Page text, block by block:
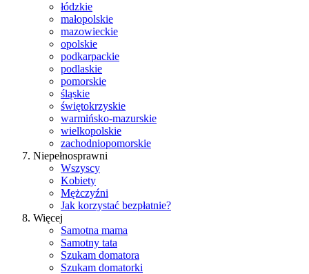
łódzkie
małopolskie
mazowieckie
opolskie
podkarpackie
podlaskie
pomorskie
śląskie
świętokrzyskie
warmińsko-mazurskie
wielkopolskie
zachodniopomorskie
Niepełnosprawni
Wszyscy
Kobiety
Mężczyźni
Jak korzystać bezpłatnie?
Więcej
Samotna mama
Samotny tata
Szukam domatora
Szukam domatorki